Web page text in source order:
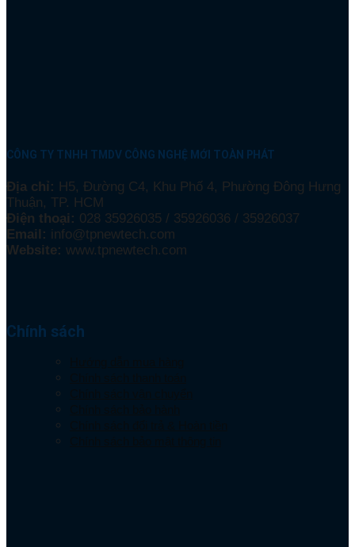
CÔNG TY TNHH TMDV CÔNG NGHỆ MỚI TOÀN PHÁT
Địa chỉ: H5, Đường C4, Khu Phố 4, Phường Đông Hưng
Thuận, TP. HCM
Điện thoại: 028 35926035 / 35926036 / 35926037
Email: info@tpnewtech.com
Website: www.tpnewtech.com
Chính sách